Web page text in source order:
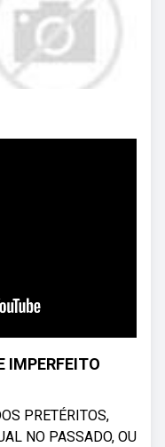
IMPERFEITO
PRETÉRITOS,
NO PASSADO, OU